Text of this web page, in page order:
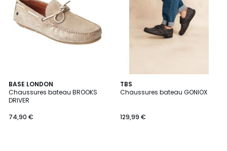
BASE LONDON
Chaussures bateau BROOKS
DRIVER
74,90 €
TBS
Chaussures bateau GONIOX
129,99 €
5
/
3
Couleurs